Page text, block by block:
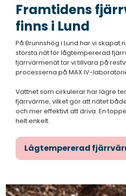
Framtidens
finns i Lund
På Brunnshög i Lund har vi skapat
största nät för lågtempererad
fjärrvärmenät tar vi tillvara på
processerna på MAX IV-
Vattnet som cirkulerar har lägre
fjärrvärme, vilket gör att nätet
och mer effektivt att driva. En
helt enkelt.
Lågtempererad